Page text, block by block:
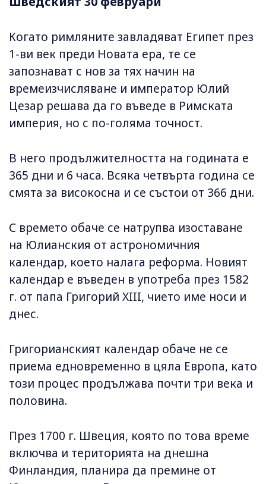
Когато римляните завладяват Египет през
1-ви век преди Новата ера, те се
запознават с нов за тях начин на
времеизчисляване и император Юлий
Цезар решава да го въведе в Римската
империя, но с по-голяма точност.
В него продължителността на годината е
365 дни и 6 часа. Всяка четвърта година се
смята за високосна и се състои от 366 дни.
С времето обаче се натрупва изоставане
на Юлианския от астрономичния
календар, което налага реформа. Новият
календар е въведен в употреба през 1582
г. от папа Григорий XIII, чието име носи и
днес.
Григорианският календар обаче не се
приема едновременно в цяла Европа, като
този процес продължава почти три века и
половина.
През 1700 г. Швеция, която по това време
включва и територията на днешна
Финландия, планира да премине от